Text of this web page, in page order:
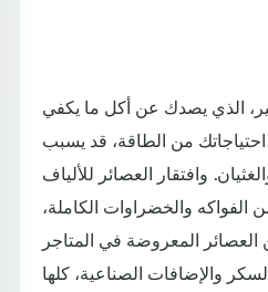
الذي يصدك عن أكل ما يكفي
من الطاقة، قد يسبب
وافتقار العصائر للألياف
الفواكه والخضراوات الكاملة،
العصائر المعروضة في المتاجر
والإضافات الصناعية، كلها